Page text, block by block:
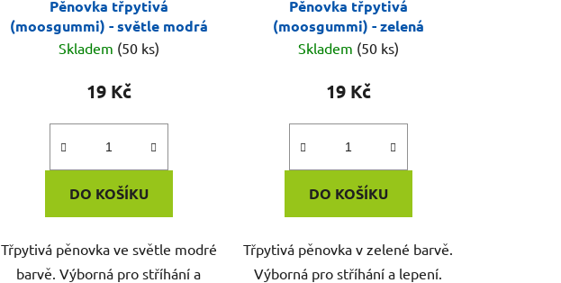
Pěnovka třpytivá
(moosgummi) - světle modrá
Skladem (50 ks)
19 Kč
DO KOŠÍKU
Třpytivá pěnovka ve světle modré
barvě. Výborná pro stříhání a
Pěnovka třpytivá
(moosgummi) - zelená
Skladem (50 ks)
19 Kč
DO KOŠÍKU
Třpytivá pěnovka v zelené barvě.
Výborná pro stříhání a lepení.